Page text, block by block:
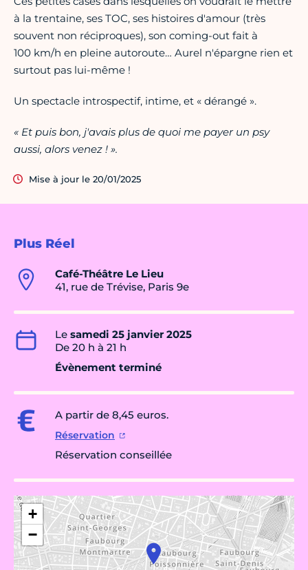
Plus Réel
Café-Théâtre Le Lieu
41, rue de Trévise, Paris 9e
Le samedi 25 janvier 2025
De 20 h à 21 h
Évènement terminé
A partir de 8,45 euros.
Réservation
Réservation conseillée
+
−
à la trentaine, ses TOC, ses histoires d'amour (très
souvent non réciproques), son coming-out fait à
100 km/h en pleine autoroute… Aurel n'épargne rien et
surtout pas lui-même !
Un spectacle introspectif, intime, et « dérangé ».
« Et puis bon, j'avais plus de quoi me payer un psy
aussi, alors venez ! ».
Mise à jour le 20/01/2025